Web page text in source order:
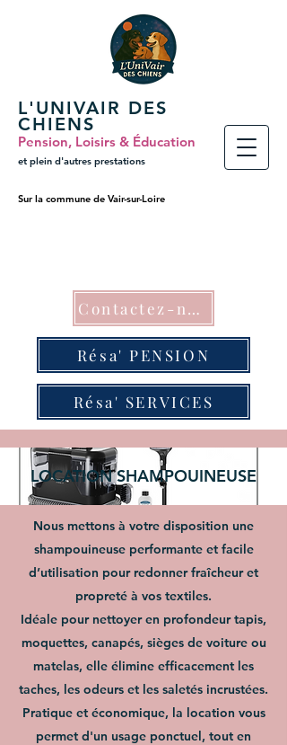
L'UNIVAIR DES
CHIENS
Pension, Loisirs & Éducation
et plein d'autres prestations
Sur la commune de Vair-sur-Loire
Contactez-nous
Résa' PENSION
Résa' SERVICES
LOCATION SHAMPOUINEUSE
Nous mettons à votre disposition une
shampouineuse performante et facile
d’utilisation pour redonner fraîcheur et
propreté à vos textiles.
Idéale pour nettoyer en profondeur tapis,
moquettes, canapés, sièges de voiture ou
matelas, elle élimine efficacement les
taches, les odeurs et les saletés incrustées.
Pratique et économique, la location vous
permet d'un usage ponctuel, tout en